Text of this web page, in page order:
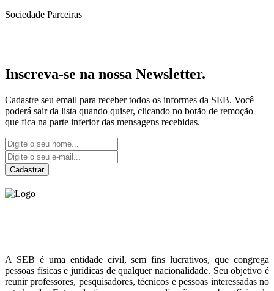
Sociedade Parceiras
Inscreva-se na nossa Newsletter.
Cadastre seu email para receber todos os informes da SEB. Você
poderá sair da lista quando quiser, clicando no botão de remoção
que fica na parte inferior das mensagens recebidas.
Cadastrar
A SEB é uma entidade civil, sem fins lucrativos, que congrega
pessoas físicas e jurídicas de qualquer nacionalidade. Seu objetivo é
reunir professores, pesquisadores, técnicos e pessoas interessadas no